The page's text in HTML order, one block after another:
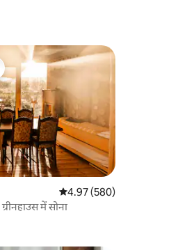
औसत रेटिंग 5 में से 4.97,
4.97 (580)
में सोना